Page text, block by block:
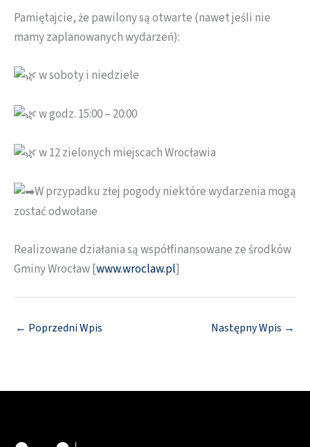
Pamiętajcie, że pawilony są otwarte (nawet jeśli nie
mamy zaplanowanych wydarzeń):
w soboty i niedziele
w godz. 15:00 – 20:00
w 12 zielonych miejscach Wrocławia
W przypadku złej pogody niektóre wydarzenia mogą
zostać odwołane
Realizowane działania są współfinansowane ze środków
Gminy Wrocław [www.wroclaw.pl]
← Poprzedni Wpis Następny Wpis →